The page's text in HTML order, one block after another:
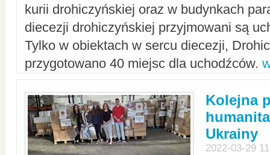
kurii drohiczyńskiej oraz w budynkach
diecezji drohiczyńskiej przyjmowani są
Tylko w obiektach w sercu diecezji,
przygotowano 40 miejsc dla uchodźców.
Kolejna
Ukrainy
2022-03-29